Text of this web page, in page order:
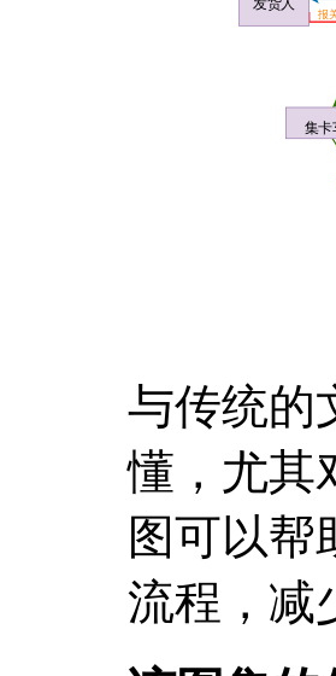
与传统的
懂，尤其
图可以帮
流程，减